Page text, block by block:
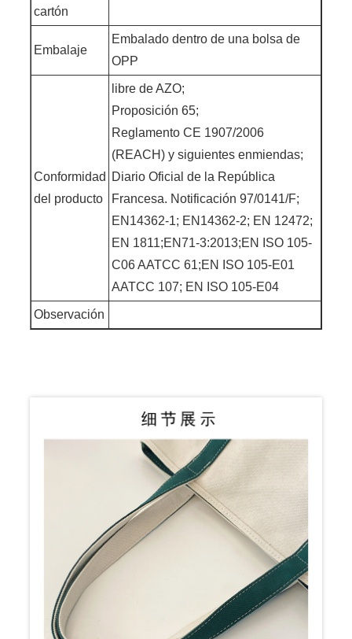
cartón
Embalaje
Embalado dentro de una bolsa de
OPP
Conformidad
del producto
libre de AZO;
Proposición 65;
Reglamento CE 1907/2006
(REACH) y siguientes enmiendas;
Diario Oficial de la República
Francesa. Notificación 97/0141/F;
EN14362-1; EN14362-2; EN 12472;
EN 1811;EN71-3:2013;EN ISO 105-
C06 AATCC 61;EN ISO 105-E01
AATCC 107; EN ISO 105-E04
Observación